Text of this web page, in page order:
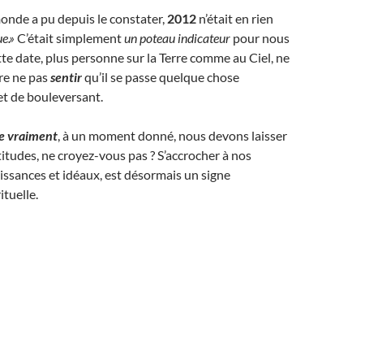
a pu depuis le constater, 2012 n’était en rien
C’était simplementun poteau indicateur pour nous
date, plus personne sur la Terre comme au Ciel, ne
ne passentirqu’il se passe quelque chose
de bouleversant.
vraiment, à un moment donné, nous devons laisser
ne croyez-vous pas ? S’accrocher à nos
et idéaux, est désormais un signe